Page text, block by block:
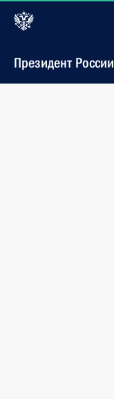
Президент России